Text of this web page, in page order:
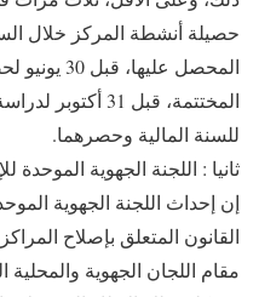
حصيلة أنشطة المركز خلال
المحصل
المختتمة، قبل 31
للسنة المالية وحصرهما.
ثانيا : اللجنة الجهوية الموحدة
إن إحداث اللجنة الجهوية
القانون المتعلق بإصلاح
مقام اللجان الجهوية والمحلية